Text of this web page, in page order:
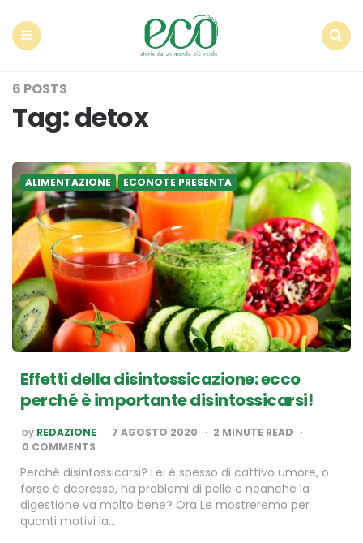
6 POSTS
Tag:detox
ALIMENTAZIONE ECONOTE PRESENTA
Effetti della disintossicazione: ecco
perché è importante disintossicarsi!
POSTED
BY
by REDAZIONE 7 AGOSTO 2020 2 MINUTE READ
0 COMMENTS
Perché disintossicarsi? Lei è spesso di cattivo umore, o
forse è depresso, ha problemi di pelle e neanche la
digestione va molto bene? Ora Le mostreremo per
quanti motivi la…